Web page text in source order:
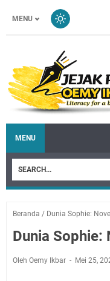
MENU
MENU
Beranda / Dunia Sophie:
Dunia Sophie:
Oleh Oemy Ikbar Mei 25,